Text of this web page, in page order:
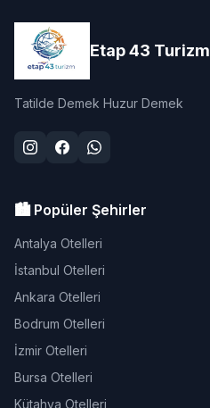
Etap 43 Turizm
Tatilde Demek Huzur Demek
🏙️ Popüler Şehirler
Antalya Otelleri
İstanbul Otelleri
Ankara Otelleri
Bodrum Otelleri
İzmir Otelleri
Bursa Otelleri
Kütahya Otelleri